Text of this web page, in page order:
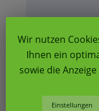
Wir nutzen
Ihnen ein
sowie die
Einstellungen